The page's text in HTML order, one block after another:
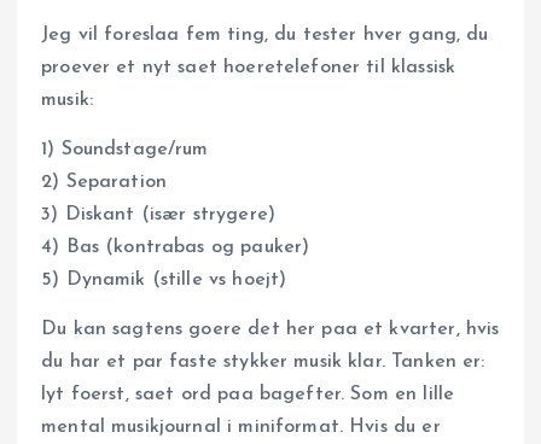
Jeg vil foreslaa fem ting, du tester hver gang, du
proever et nyt saet hoeretelefoner til klassisk
musik:
1) Soundstage/rum
2) Separation
3) Diskant (især strygere)
4) Bas (kontrabas og pauker)
5) Dynamik (stille vs hoejt)
Du kan sagtens goere det her paa et kvarter, hvis
du har et par faste stykker musik klar. Tanken er:
lyt foerst, saet ord paa bagefter. Som en lille
mental musikjournal i miniformat. Hvis du er